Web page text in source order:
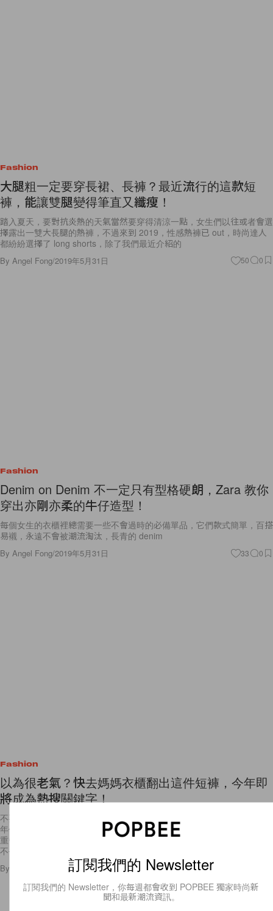
Fashion
大腿粗一定要穿長裙、長褲？最近流行的這款短
褲，能讓雙腿變得筆直又纖瘦！
踏入夏天，要對抗炎熱的天氣當然要穿得清涼一點，女生們以往或者會選
擇露出一雙大長腿的熱褲，不過來到 2019，性感熱褲已 out，時尚達人
都紛紛選擇了 long shorts，除了我們最近介紹的
By Angel Fong/2019年5月31日 50 0
Fashion
Denim on Denim 不一定只有型格硬朗，Zara 教你
穿出亦剛亦柔的牛仔造型！
每個女生的衣櫃裡總需要一些不會過時的必備單品，它們款式簡單，百搭
易襯，永遠不會被潮流淘汰，長青的 denim
By Angel Fong/2019年5月31日 33 0
Fashion
以為很老氣？快去媽媽衣櫃翻出這件短褲，今年即
將成為熱搜關鍵字！
不要再說這樣穿太老土，在醜時尚當道的現在，這件以為只有在媽媽那個
年代才會看到的「及膝短褲」又重新回鍋了。炎熱的夏天，對於穿不了厚
重牛仔褲卻又不想穿短褲的女生來說，或許是不錯的選擇。擔心這種要長
不長，剛
By 2018年7月16日
訂閱我們的 Newsletter
訂閱我們的 Newsletter，你每週都會收到 POPBEE 獨家時尚新
聞和最新潮流資訊。